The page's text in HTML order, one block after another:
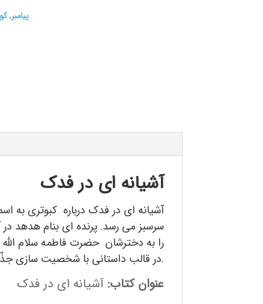
پیامبر,
آشیانه‌ ای در فدک
آشیانه ای در فدک درباره کبوتری به
سرسبز می رسد. پرنده ای بنام هدهد
را به دخترشان حضرت فاطمه سلام
در قالب داستانی با شخصیت سازی جذّاب کودکانه و کوتاه با تصویرسازی و گرافیکی زیبا و تأثیرگذار به تبیین این موضوع مهم تاریخ اسلام بپردازد.
عنوان کتاب: آشیانه‌ ای در فدک